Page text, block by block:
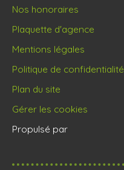
Nos honoraires
Plaquette d'agence
Mentions légales
Politique de confidentialité
Plan du site
Gérer les cookies
Propulsé par